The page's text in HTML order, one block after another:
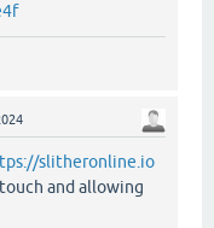
slitheronline.io
and allowing